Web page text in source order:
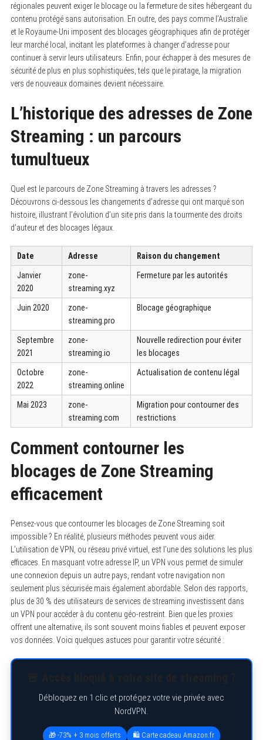
régionales peuvent exiger le blocage ou la fermeture de sites hébergeant du
contenu protégé sans autorisation. En outre, des pays comme l’Australie
et le Royaume-Uni imposent des blocages géographiques afin de protéger
leur marché local, incitant les plateformes à changer d’adresse pour
continuer à servir leurs utilisateurs. Enfin, pour échapper à des mesures de
sécurité de plus en plus sophistiquées, tels que le piratage, la migration
vers de nouveaux domaines devient nécessaire.
L’historique des adresses de Zone
Streaming : un parcours
tumultueux
Quel est le parcours de Zone Streaming à travers les adresses ?
Découvrons ci-dessous les changements d’adresse qui ont marqué son
histoire, illustrant l’évolution d’un site pris dans la tourmente des droits
d’auteur et des blocages légaux.
Date Adresse Raison du changement
Janvier
2020
zone-
streaming.xyz
Fermeture par les autorités
Juin 2020
zone-
streaming.pro
Blocage géographique
Septembre
2021
zone-
streaming.io
Nouvelle redirection pour éviter
les blocages
Octobre
2022
zone-
streaming.online
Actualisation de contenu légal
Mai 2023
zone-
streaming.com
Migration pour contourner des
restrictions
Comment contourner les
blocages de Zone Streaming
efficacement
Pensez-vous que contourner les blocages de Zone Streaming soit
impossible ? En réalité, plusieurs méthodes peuvent vous aider.
L’utilisation de VPN, ou réseau privé virtuel, est l’une des solutions les plus
efficaces. En masquant votre adresse IP, un VPN vous permet de simuler
une connexion depuis un autre pays, rendant votre navigation non
seulement plus sécurisée mais également abordable. Selon des rapports,
plus de 30 % des utilisateurs de services de streaming investissent dans
un VPN pour accéder à du contenu géo-restreint. Bien que les proxies
offrent une alternative, ils sont souvent moins fiables et peuvent exposer
vos données. Voici quelques astuces pour garantir votre sécurité :
Débloquez en 1 clic et protégez votre vie privée avec
NordVPN.
🎁 -73% + 3 mois offerts 🛍️ Carte cadeau Amazon.fr